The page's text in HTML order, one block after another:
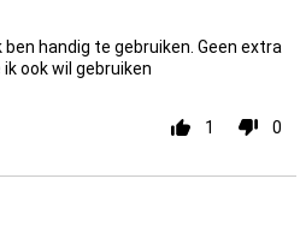
handig te gebruiken. Geen extra
ook wil gebruiken
1 0